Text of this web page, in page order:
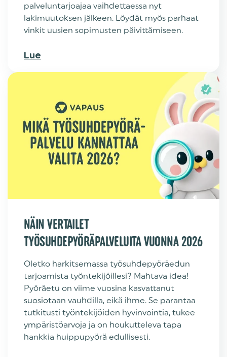
palveluntarjoajaa vaihdettaessa nyt
lakimuutoksen jälkeen. Löydät myös parhaat
vinkit uusien sopimusten päivittämiseen.
Lue
NÄIN VERTAILET
TYÖSUHDEPYÖRÄPALVELUITA VUONNA 2026
Oletko harkitsemassa työsuhdepyöräedun
tarjoamista työntekijöillesi? Mahtava idea!
Pyöräetu on viime vuosina kasvattanut
suosiotaan vauhdilla, eikä ihme. Se parantaa
tutkitusti työntekijöiden hyvinvointia, tukee
ympäristöarvoja ja on houkutteleva tapa
hankkia huippupyörä edullisesti.